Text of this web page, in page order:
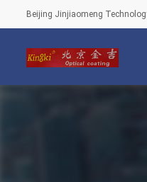
Beijing Jinjiaomeng